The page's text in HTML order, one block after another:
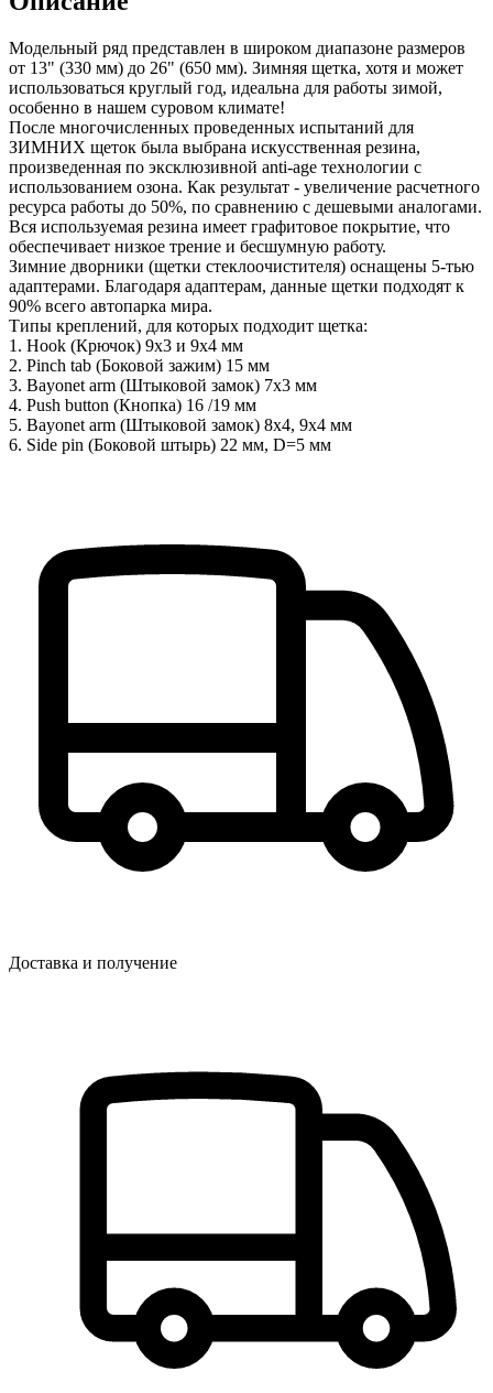
Модельный ряд представлен в широком диапазоне размеров
от 13" (330 мм) до 26" (650 мм). Зимняя щетка, хотя и может
использоваться круглый год, идеальна для работы зимой,
особенно в нашем суровом климате!
После многочисленных проведенных испытаний для
ЗИМНИХ щеток была выбрана искусственная резина,
произведенная по эксклюзивной anti-age технологии с
использованием озона. Как результат - увеличение расчетного
ресурса работы до 50%, по сравнению с дешевыми аналогами.
Вся используемая резина имеет графитовое покрытие, что
обеспечивает низкое трение и бесшумную работу.
Зимние дворники (щетки стеклоочистителя) оснащены 5-тью
адаптерами. Благодаря адаптерам, данные щетки подходят к
90% всего автопарка мира.
Типы креплений, для которых подходит щетка:
1. Hook (Крючок) 9х3 и 9х4 мм
2. Pinch tab (Боковой зажим) 15 мм
3. Bayonet arm (Штыковой замок) 7х3 мм
4. Push button (Кнопка) 16 /19 мм
5. Bayonet arm (Штыковой замок) 8х4, 9x4 мм
6. Side pin (Боковой штырь) 22 мм, D=5 мм
Доставка и получение